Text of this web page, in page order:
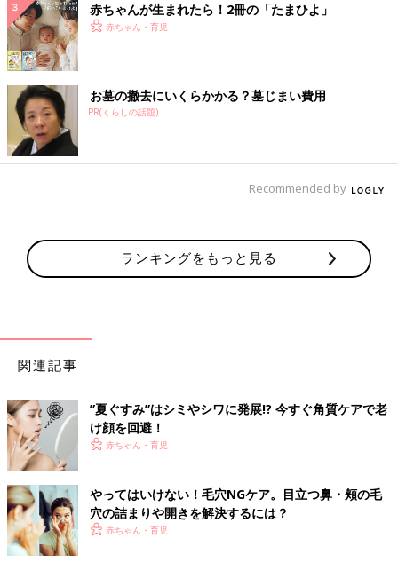
井田ラボラトリーズの「カントリー&ストリーム パウダーウォッ
スクラブのトリプル効果で古い角質や毛穴の黒ずみを除去する酵
素パウダー洗顔料。世界に数本残る”腐らないりんご”で有名な希
少品種から培養抽出した、リンゴ幹細胞エキスを配合しているの
洗顔後のつっぱり感もありません。
ク」
赤ちゃんが生まれたら！2冊の「たまひよ」
赤ちゃん・育児
お墓の撤去にいくらかかる？墓じまい費用
PR(くらしの話題)
Recommended by
ランキングをもっと見る
関連記事
”夏ぐすみ”はシミやシワに発展!? 今すぐ角質ケアで老
け顔を回避！
赤ちゃん・育児
やってはいけない！毛穴NGケア。目立つ鼻・頬の毛
穴の詰まりや開きを解決するには？
赤ちゃん・育児